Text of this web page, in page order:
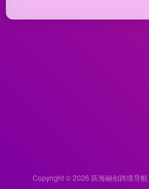
Copyright © 2026 跃海融创跨境导航